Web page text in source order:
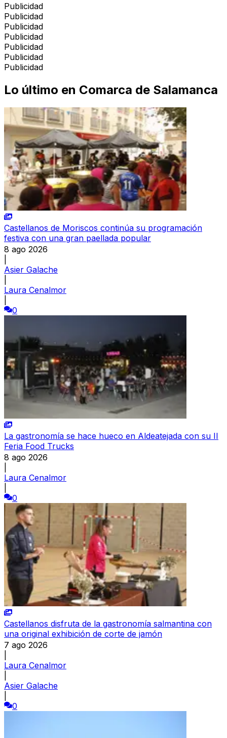
Publicidad
Publicidad
Publicidad
Publicidad
Publicidad
Publicidad
Publicidad
Lo último en Comarca de Salamanca
Castellanos de Moriscos continúa su programación
festiva con una gran paellada popular
8 ago 2026
Asier Galache
Laura Cenalmor
0
La gastronomía se hace hueco en Aldeatejada con su II
Feria Food Trucks
8 ago 2026
Laura Cenalmor
0
Castellanos disfruta de la gastronomía salmantina con
una original exhibición de corte de jamón
7 ago 2026
Laura Cenalmor
Asier Galache
0